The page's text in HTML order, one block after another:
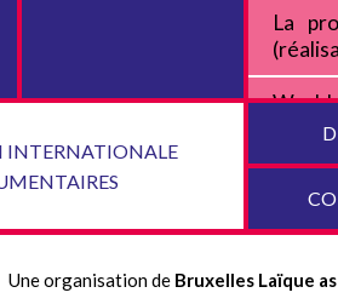
La
Une organisation de Bruxelles Laïque